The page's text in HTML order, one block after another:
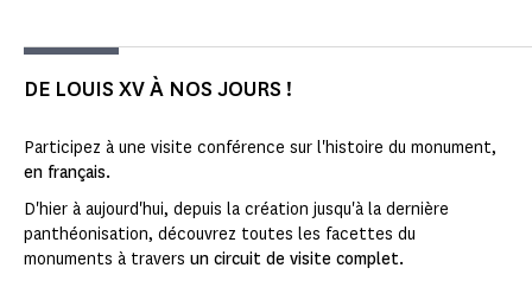
DE LOUIS XV À NOS JOURS !
Participez à une visite conférence sur l'histoire du monument,
en français.
D'hier à aujourd'hui, depuis la création jusqu'à la dernière
panthéonisation, découvrez toutes les facettes du
monuments à travers un circuit de visite complet.